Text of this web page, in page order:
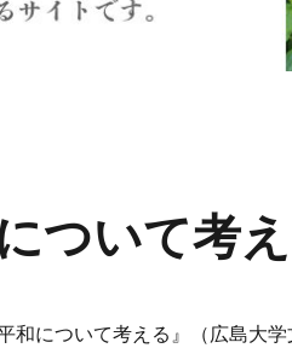
ついて考
和について考える』（広島大学